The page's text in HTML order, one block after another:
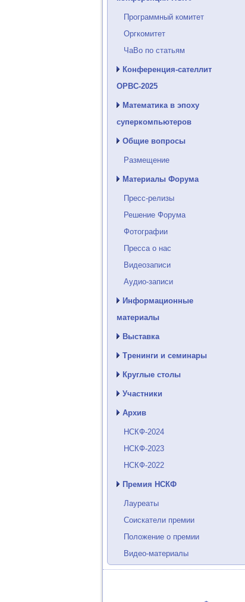
Программный комитет
Оргкомитет
ЧаВо по статьям
Конференция-сателлит
ОРВС-2025
Математика в эпоху
суперкомпьютеров
Общие вопросы
Размещение
Материалы Форума
Пресс-релизы
Решение Форума
Фотографии
Пресса о нас
Видеозаписи
Аудио-записи
Информационные
материалы
Выставка
Тренинги и семинары
Круглые столы
Участники
Архив
НСКФ-2024
НСКФ-2023
НСКФ-2022
Премия НСКФ
Лауреаты
Соискатели премии
Положение о премии
Видео-материалы